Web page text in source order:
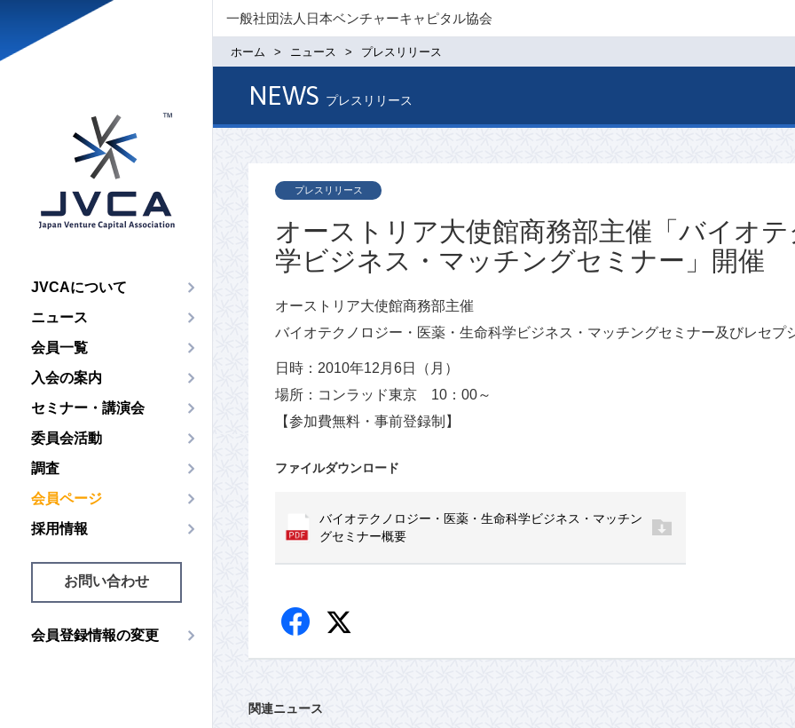
JVCAについて
ニュース
会員一覧
入会の案内
セミナー・講演会
委員会活動
調査
会員ページ
採用情報
お問い合わせ
会員登録情報の変更
一般社団法人日本ベンチャーキャピタル協会
ホーム ニュース プレスリリース
NEWS プレスリリース
オーストリア大使館商務部主催「バイオ
学ビジネス・マッチングセミナー」開催
プレスリリース
オーストリア大使館商務部主催
バイオテクノロジー・医薬・生命科学ビジネス・マッチングセミナー及びレセプ
日時：2010年12月6日（月）
場所：コンラッド東京 10：00～
【参加費無料・事前登録制】
ファイルダウンロード
バイオテクノロジー・医薬・生命科学ビジネス・マッチン
グセミナー概要
関連ニュース